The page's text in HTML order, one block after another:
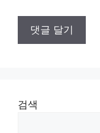
검색